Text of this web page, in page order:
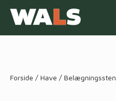
Forside / Have / Belægningssten